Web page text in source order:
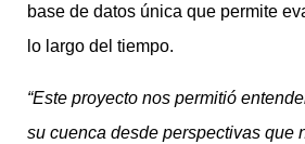
base de datos única que permite
lo largo del tiempo.
“Este proyecto nos permitió
su cuenca desde perspectivas que